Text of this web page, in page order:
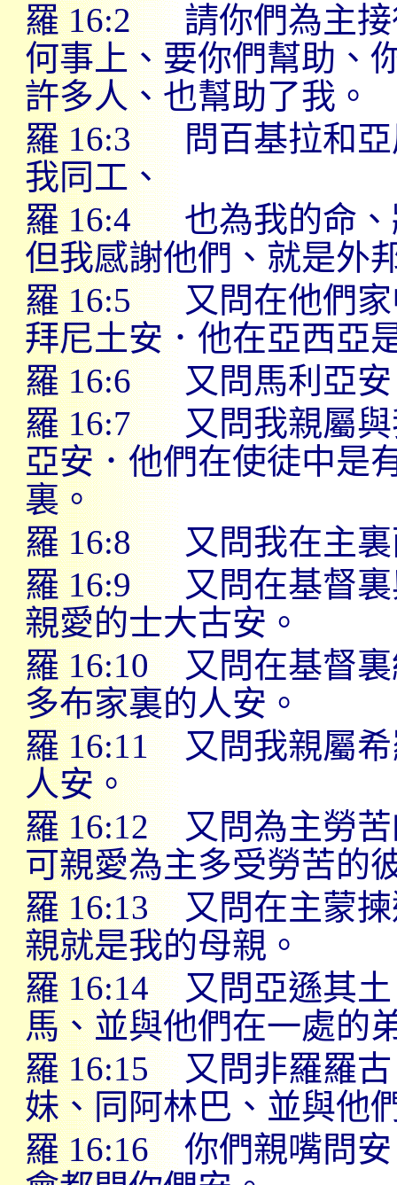
羅16:2請你們為主
何事上、要你們幫助、
許多人、也幫助了我。
羅16:3 問百基拉和
我同工、
羅16:4也為我的命
但我感謝他們、就是外
羅16:5 又問在他們
拜尼土安．他在亞西亞
羅16:6 又問馬利亞
羅16:7 又問我親屬
亞安．他們在使徒中是
裏。
羅16:8 又問我在主
羅16:9 又問在基督
親愛的士大古安。
羅16:10 又問在基督
多布家裏的人安。
羅16:11 又問我親屬
人安。
羅16:12 又問為主勞
可親愛為主多受勞苦的
羅16:13 又問在主蒙
親就是我的母親。
羅16:14 又問亞遜其
馬、並與他們在一處的
羅16:15 又問非羅羅
妹、同阿林巴、並與他
羅16:16你們親嘴問